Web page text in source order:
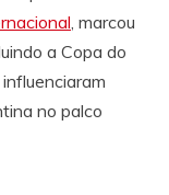
, marcou
a Copa do
no palco